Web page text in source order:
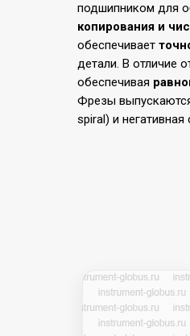
подшипником для
копирования и
обеспечивает
детали. В отличие
обеспечивая
Фрезы
spiral) и